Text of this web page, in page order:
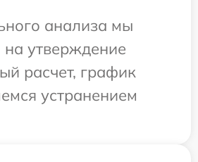
анализа мы
на утверждение
расчет, график
устранением